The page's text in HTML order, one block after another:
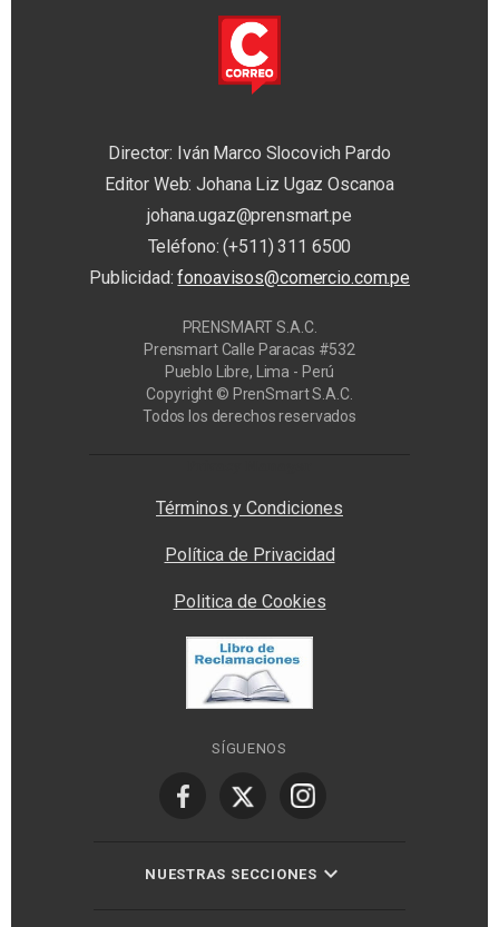
Director: Iván Marco Slocovich Pardo
Editor Web: Johana Liz Ugaz Oscanoa
johana.ugaz@prensmart.pe
Teléfono: (+511) 311 6500
Publicidad:fonoavisos@comercio.com.pe
PRENSMART S.A.C.
Prensmart Calle Paracas #532
Pueblo Libre, Lima - Perú
Copyright © PrenSmart S.A.C.
Todos los derechos reservados
Términos y Condiciones
Política de Privacidad
Politica de Cookies
SÍGUENOS
NUESTRAS SECCIONES